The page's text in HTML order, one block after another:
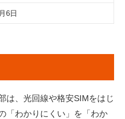
6日
は、光回線や格安SIMをはじ
「わかりにくい」を「わか